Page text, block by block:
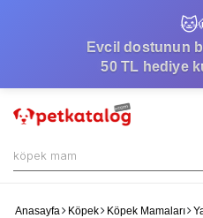
🐱
Evcil dostunun
50 TL hediye
Anasayfa Köpek Köpek Mamaları